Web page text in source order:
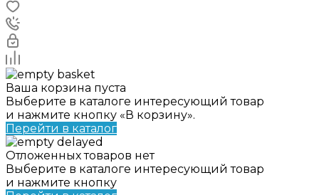
Ваша корзина пуста
Выберите в каталоге интересующий товар
и нажмите кнопку «В корзину».
Перейти в каталог
Отложенных товаров нет
Выберите в каталоге интересующий товар
и нажмите кнопку